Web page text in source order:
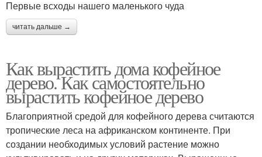
Первые всходы нашего маленького чуда
читать дальше →
Как вырастить дома кофейное
дерево. Как самостоятельно
вырастить кофейное дерево
Благоприятной средой для кофейного дерева считаются
тропические леса на африканском континенте. При
создании необходимых условий растение можно